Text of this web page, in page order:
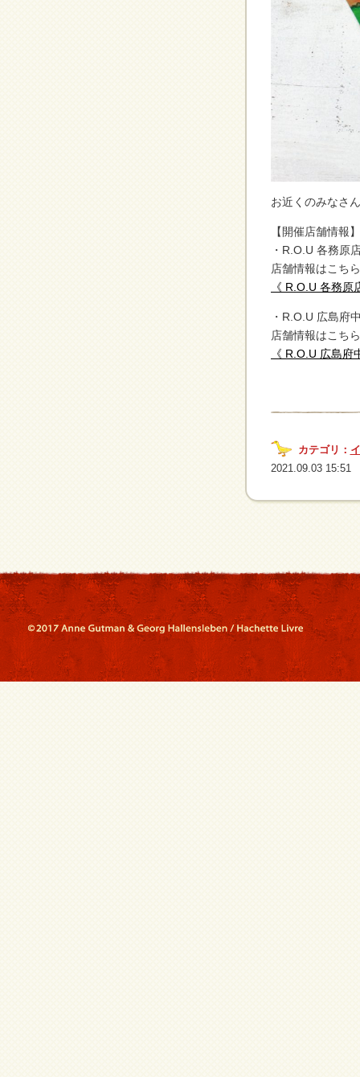
お近くのみなさ
【開催店舗情報】
・R.O.U 各務原
店舗情報はこち
《 R.O.U 各務
・R.O.U 広島府
店舗情報はこち
《 R.O.U 広島
カテゴリ：
2021.09.03 15:51